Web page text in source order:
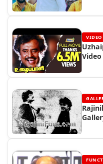
VIDEO